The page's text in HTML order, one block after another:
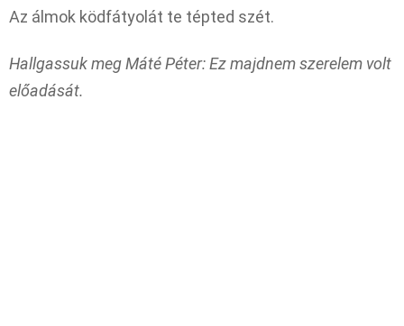
Az álmok ködfátyolát te tépted szét.
Hallgassuk meg Máté Péter: Ez majdnem szerelem volt
előadását.